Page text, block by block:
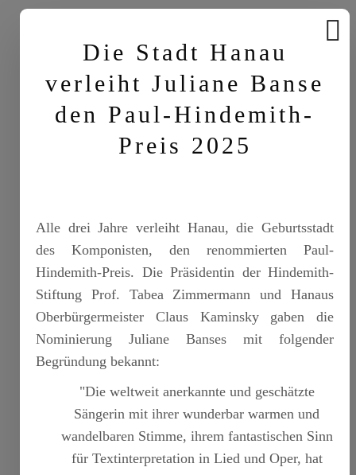
Die Stadt Hanau
verleiht Juliane Banse
den Paul-Hindemith-
Preis 2025
Alle drei Jahre verleiht Hanau, die Geburtsstadt
des Komponisten, den renommierten Paul-
Hindemith-Preis. Die Präsidentin der Hindemith-
Stiftung Prof. Tabea Zimmermann und Hanaus
Oberbürgermeister Claus Kaminsky gaben die
Nominierung Juliane Banses mit folgender
Begründung bekannt:
"Die weltweit anerkannte und geschätzte
Sängerin mit ihrer wunderbar warmen und
wandelbaren Stimme, ihrem fantastischen Sinn
für Textinterpretation in Lied und Oper, hat